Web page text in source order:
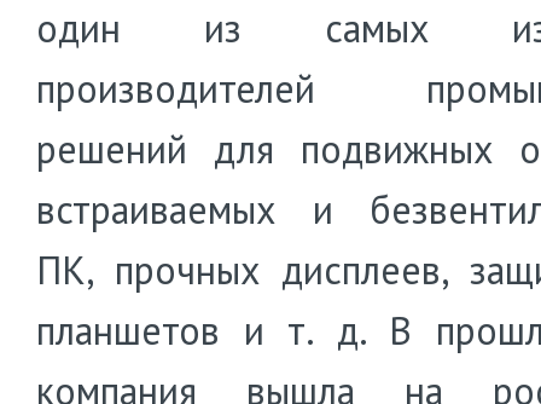
один из самых
производителей
решений для подвижных
встраиваемых и
ПК, прочных дисплеев,
планшетов и т. д. В
компания вышла на